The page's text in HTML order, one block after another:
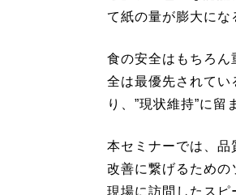
て紙の量が膨大にな
食の安全はもちろん
全は最優先されてい
り、”現状維持”に留
本セミナーでは、品
改善に繋げるための
現場に訪問したスピ